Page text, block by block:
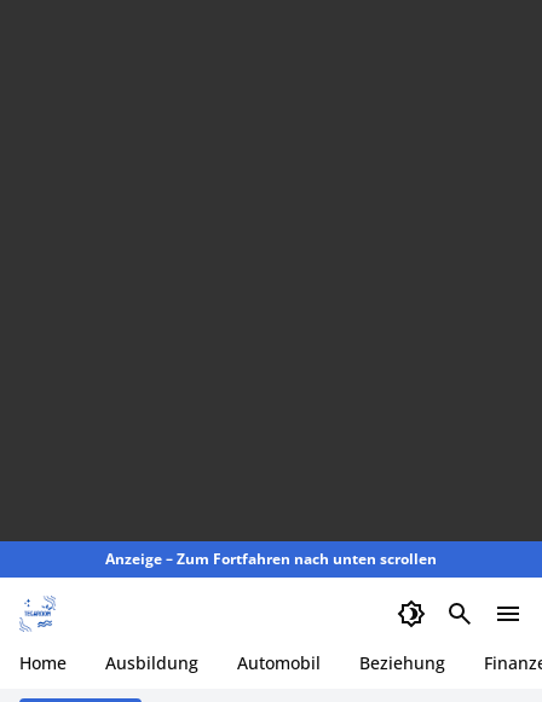
Anzeige – Zum Fortfahren nach unten scrollen
Home Ausbildung Automobil Beziehung